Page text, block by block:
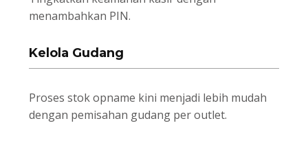
menambahkan PIN.
Kelola Gudang
Proses stok opname kini menjadi lebih mudah
dengan pemisahan gudang per outlet.